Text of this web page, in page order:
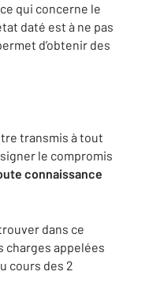
qui concerne le
daté est à ne pas
d’obtenir des
transmis à tout
le compromis
connaissance
dans ce
charges appelées
cours des 2